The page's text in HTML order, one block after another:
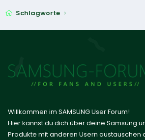
Schlagworte
Willkommen im SAMSUNG User Forum!
Hier kannst du dich über deine Samsung
Produkte mit anderen Usern austauschen